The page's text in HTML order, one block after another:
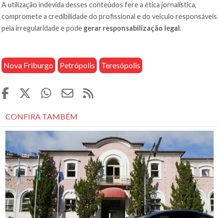
A utilização indevida desses conteúdos fere a ética jornalística,
compromete a credibilidade do profissional e do veículo responsáveis
pela irregularidade e pode gerar responsabilização legal.
Nova Friburgo Petrópolis Teresópolis
CONFIRA TAMBÉM